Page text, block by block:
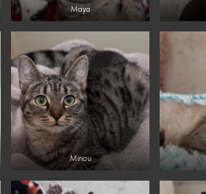
Maya
Minou